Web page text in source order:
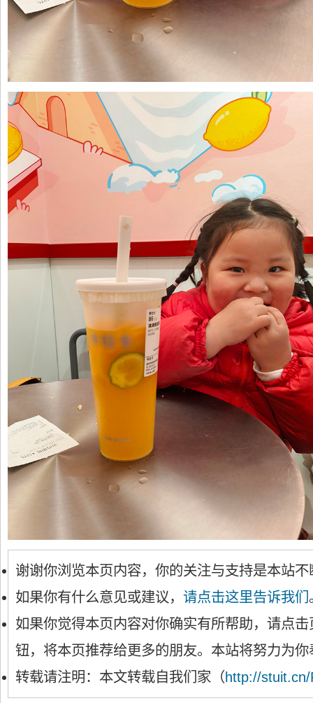
谢谢你浏览本页内容，你的关注与支持是本站
如果你有什么意见或建议， 请点击这里告诉我们
如果你觉得本页内容对你确实有所帮助，请点
钮，将本页推荐给更多的朋友。本站将努力为
转载请注明：本文转载自我们家（ http://